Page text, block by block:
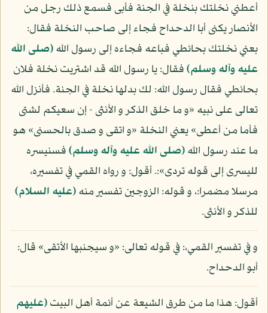
أعطني نخلتك بنخلة في الجنة فأبى فسمع ذلك رجل من
الأنصار يكنى أبا الدحداح فجاء إلى صاحب النخلة فقال:
بعني نخلتك بحائطي فباعه فجاءه إلى رسول الله(صلى الله
عليه وآله وسلم)فقال: يا رسول الله قد اشتريت نخلة فلان
بحائطي فقال رسول الله: لك بدلها نخلة في الجنة. فأنزل الله
تعالى على نبيه «و ما خلق الذكر و الأنثى - إن سعيكم لشتى
فأما من أعطى» يعني النخلة «و اتقى و صدق بالحسنى» هو
ما عند رسول الله(صلى الله عليه وآله وسلم)فسنيسره
لليسرى إلى قوله تردى»:. أقول: و رواه القمي في تفسيره،
مرسلا مضمرا:، و قوله: الزوجين تفسير منه(عليه السلام)
للذكر و الأنثى.
و في تفسير القمي،: في قوله تعالى: «و سيجنبها الأتقى» قال:
أبو الدحداح.
أقول: هذا ما من طرق الشيعة عن أئمة أهل البيت(عليهم